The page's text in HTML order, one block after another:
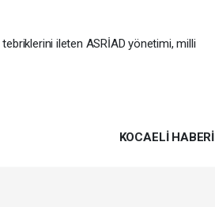
tebriklerini ileten ASRİAD yönetimi, milli
KOCAELI HABERİ